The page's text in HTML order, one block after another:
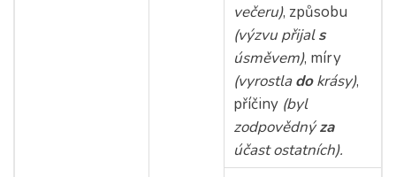
večeru), způsobu
(výzvu přijals
úsměvem), míry
(vyrostladokrásy),
příčiny (byl
zodpovědnýza
účast ostatních).